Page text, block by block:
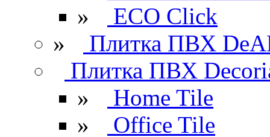
»
ECO Click
»
Плитка ПВХ
Плитка ПВХ
»
Home Tile
»
Office Tile